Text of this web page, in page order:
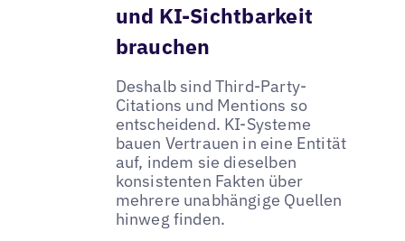
und KI-Sichtbarkeit
brauchen
Deshalb sind Third-Party-
Citations und Mentions so
entscheidend. KI-Systeme
bauen Vertrauen in eine Entität
auf, indem sie dieselben
konsistenten Fakten über
mehrere unabhängige Quellen
hinweg finden.